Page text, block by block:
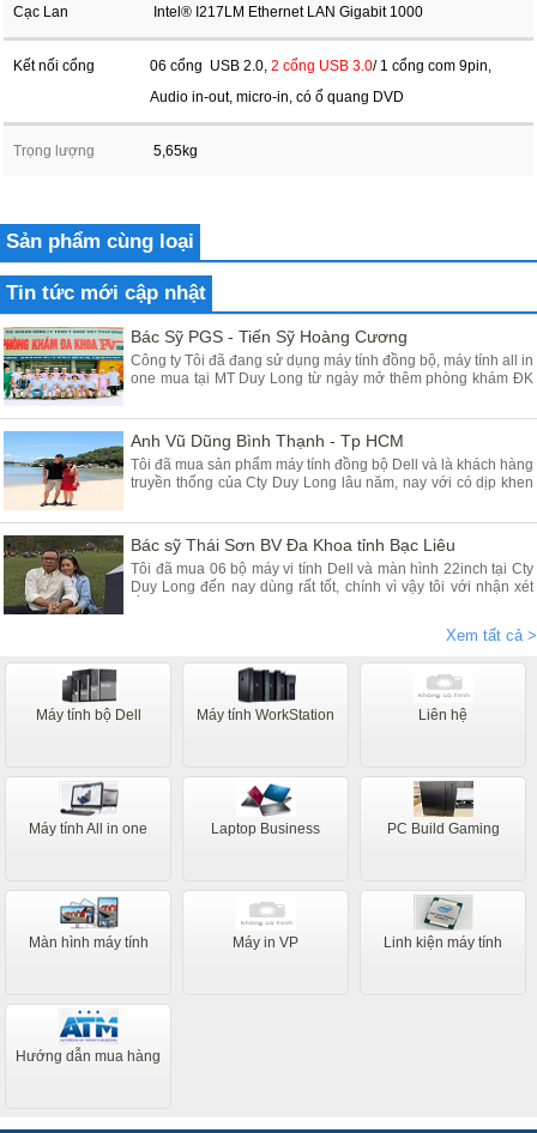
Cạc Lan Intel® I217LM Ethernet LAN Gigabit 1000
Kết nối cổng 06 cổng USB 2.0, 2 cổng USB 3.0/ 1 cổng com 9pin,
Audio in-out, micro-in, có ổ quang DVD
Trọng lượng 5,65kg
Sản phẩm cùng loại
Tin tức mới cập nhật
Bác Sỹ PGS - Tiến Sỹ Hoàng Cương
Công ty Tôi đã đang sử dụng máy tính đồng bộ, máy tính all in
one mua tại MT Duy Long từ ngày mở thêm phòng khám ĐK
chất lượng tốt giá hợp lý, Tôi đánh giá cao máy tính của các
Bạn cung cấp
Anh Vũ Dũng Bình Thạnh - Tp HCM
Tôi đã mua sản phẩm máy tính đồng bộ Dell và là khách hàng
truyền thống của Cty Duy Long lâu năm, nay với có dịp khen
dùng rất là tốt đảm bảo chất lượng, Cty tôi rất tin dùng máy
tính để bàn và nay lại mua dùng máy tính Dell all in one
Bác sỹ Thái Sơn BV Đa Khoa tỉnh Bạc Liêu
Tôi đã mua 06 bộ máy vi tính Dell và màn hình 22inch tại Cty
Duy Long đến nay dùng rất tốt, chính vì vậy tôi với nhận xét
Xem tất cả >
Máy tính bộ Dell Máy tính WorkStation Liên hệ
Máy tính All in one Laptop Business PC Build Gaming
Màn hình máy tính Máy in VP Linh kiện máy tính
Hướng dẫn mua hàng